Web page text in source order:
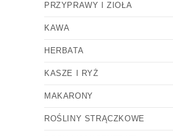
PRZYPRAWY I ZIOŁA
KAWA
HERBATA
KASZE I RYŻ
MAKARONY
ROŚLINY STRĄCZKOWE